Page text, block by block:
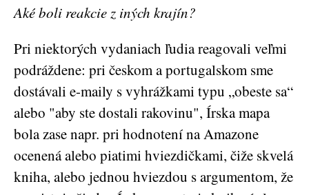
Aké boli reakcie z iných krajín?
Pri niektorých vydaniach ľudia reagovali veľmi
podráždene: pri českom a portugalskom sme
dostávali e-maily s vyhrážkami typu „obeste sa“
alebo "aby ste dostali rakovinu", Írska mapa
bola zase napr. pri hodnotení na Amazone
ocenená alebo piatimi hviezdičkami, čiže skvelá
kniha, alebo jednou hviezdou s argumentom, že